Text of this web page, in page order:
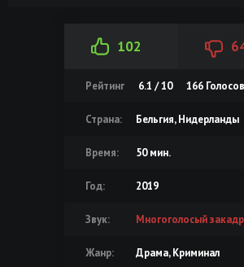
102
Рейтинг 6.1 / 10 166Голосов
Страна: Бельгия, Нидерланды
Время: 50 мин.
Год: 2019
Звук: Многоголосый
Жанр: Драма, Криминал